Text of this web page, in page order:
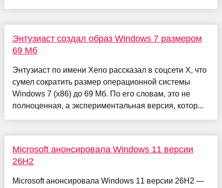
Энтузиаст создал образ Windows 7 размером
69 Мб
Энтузиаст по имени Xeno рассказал в соцсети Х, что
сумел сократить размер операционной системы
Windows 7 (x86) до 69 Мб. По его словам, это не
полноценная, а экспериментальная версия, котор...
Microsoft анонсировала Windows 11 версии
26H2
Microsoft анонсировала Windows 11 версии 26H2 —